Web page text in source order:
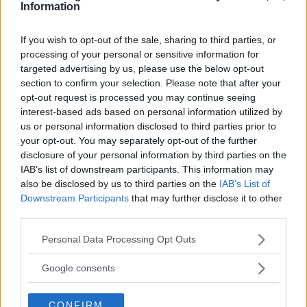
Information
If you wish to opt-out of the sale, sharing to third parties, or
processing of your personal or sensitive information for
targeted advertising by us, please use the below opt-out
section to confirm your selection. Please note that after your
opt-out request is processed you may continue seeing
interest-based ads based on personal information utilized by
us or personal information disclosed to third parties prior to
your opt-out. You may separately opt-out of the further
disclosure of your personal information by third parties on the
IAB’s list of downstream participants. This information may
also be disclosed by us to third parties on the IAB’s List of
Downstream Participants that may further disclose it to other
Please note that this website/app uses one or more Google
not limited to your visit or usage behaviour. You may click to
use your data for below specified purposes in below Google
Personal Data Processing Opt Outs
Google consents
CONFIRM
37 kommentarer Gasa (9) Bromsa (21)
Bilfrågan: Normalt med
hål i bilen?
BILFRÅGAN 21 februari 2014 "Jag har haft bilar sedan 1970
och har aldrig sett något liknande – ska det vara hål i
tröskellådan?" Vi Bilägare svarar.
12 kommentarer Gasa (8) Bromsa (9)
Bilfrågan: Varför rinner
oljan ut?
BILFRÅGAN 14 februari 2014